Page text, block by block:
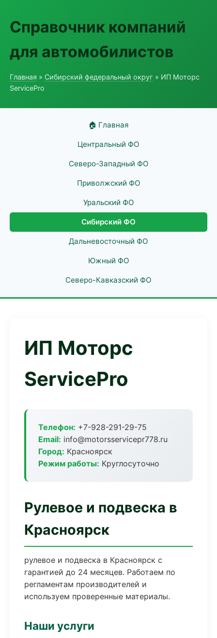
Справочник компаний
для автомобилистов
Главная » Сибирский федеральный округ » ИП Моторс
ServicePro
🏠 Главная
Центральный ФО
Северо-Западный ФО
Приволжский ФО
Уральский ФО
Сибирский ФО
Дальневосточный ФО
Южный ФО
Северо-Кавказский ФО
ИП Моторс
ServicePro
Телефон: +7-928-291-29-75
Email: info@motorsservicepr778.ru
Город: Красноярск
Режим работы: Круглосуточно
Рулевое и подвеска в
Красноярск
рулевое и подвеска в Красноярск с
гарантией до 24 месяцев. Работаем по
регламентам производителей и
используем проверенные материалы.
Наши услуги